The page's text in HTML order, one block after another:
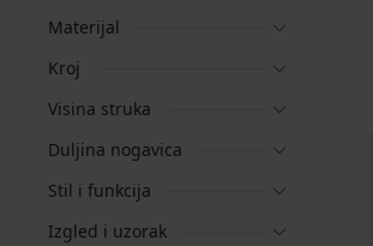
Materijal
Kroj
Visina struka
Duljina nogavica
Stil i funkcija
Izgled i uzorak